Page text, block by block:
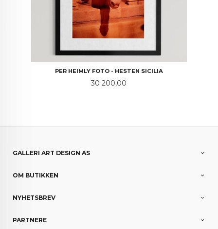
PER HEIMLY FOTO - HESTEN SICILIA
Pris
30 200,00
GALLERI ART DESIGN AS
OM BUTIKKEN
NYHETSBREV
PARTNERE